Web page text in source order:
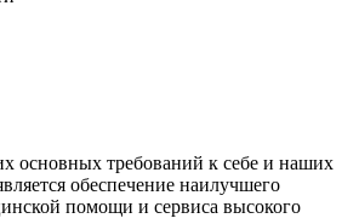
основных требований к себе и наших
обеспечение наилучшего
помощи и сервиса высокого